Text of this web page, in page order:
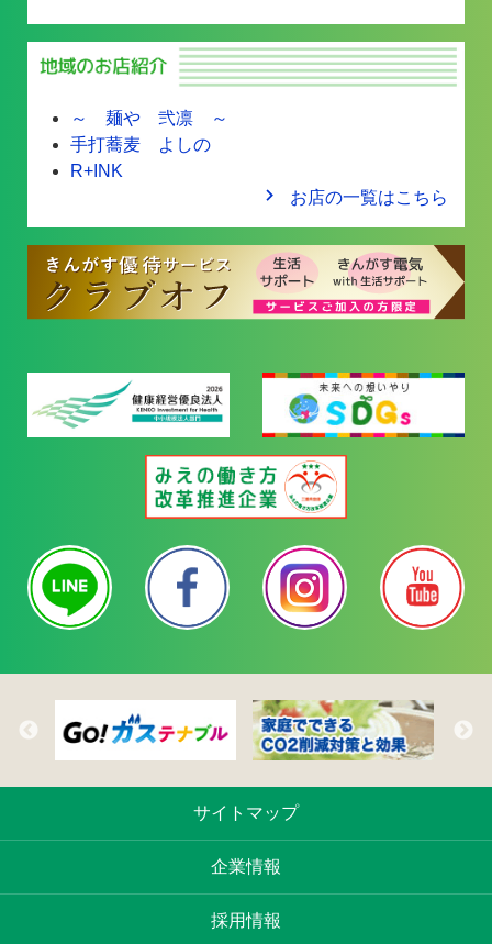
～ 麺や 弐凛 ～
手打蕎麦 よしの
R+INK
navigate_next お店の一覧はこちら
サイトマップ
企業情報
採用情報